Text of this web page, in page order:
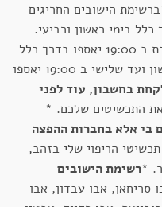
הישובים החריגים
בימי ראשון ורביעי.
הזמנות שיכנסו בימים חמישי ועד שבת ב 19:00 יאספו בדרך כלל
בראשון * הזמנות שיכנסו בימים ראשון ועד שלישי ב 19:00 יאספו
בחשבון, עוד לפני
התכשיטים שלכם. *
בי אלא בחברות ההפצה
הריפוי שלי בזהב,
*רשימת הישובים
סריחאן, אבו עבדון, אבו